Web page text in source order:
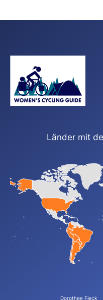
Länder mit
Dorothee Fleck